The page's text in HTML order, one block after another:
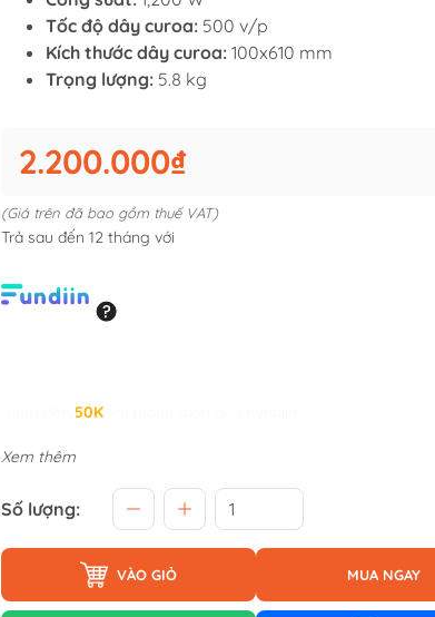
Tốc độ dây curoa: 500 v/p
Kích thước dây curoa: 100x610 mm
Trọng lượng: 5.8 kg
2.200.000₫
(Giá trên đã bao gồm thuế VAT)
Trả sau đến 12 tháng với
50K
Xem thêm
Số lượng:
VÀO GIỎ MUA NGAY